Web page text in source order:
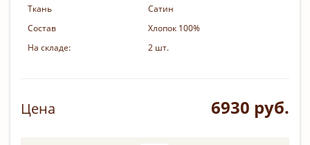
Ткань
Сатин
Состав
Хлопок 100%
На складе:
2 шт.
Цена 6930 руб.